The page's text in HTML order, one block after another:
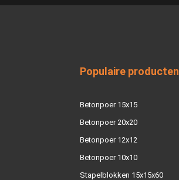
Populaire producten
Betonpoer 15x15
Betonpoer 20x20
Betonpoer 12x12
Betonpoer 10x10
Stapelblokken 15x15x60